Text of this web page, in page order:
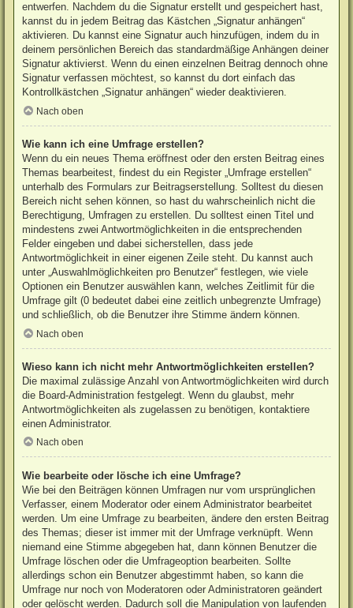
entwerfen. Nachdem du die Signatur erstellt und gespeichert hast,
kannst du in jedem Beitrag das Kästchen „Signatur anhängen“
aktivieren. Du kannst eine Signatur auch hinzufügen, indem du in
deinem persönlichen Bereich das standardmäßige Anhängen deiner
Signatur aktivierst. Wenn du einen einzelnen Beitrag dennoch ohne
Signatur verfassen möchtest, so kannst du dort einfach das
Kontrollkästchen „Signatur anhängen“ wieder deaktivieren.
Nach oben
Wie kann ich eine Umfrage erstellen?
Wenn du ein neues Thema eröffnest oder den ersten Beitrag eines
Themas bearbeitest, findest du ein Register „Umfrage erstellen“
unterhalb des Formulars zur Beitragserstellung. Solltest du diesen
Bereich nicht sehen können, so hast du wahrscheinlich nicht die
Berechtigung, Umfragen zu erstellen. Du solltest einen Titel und
mindestens zwei Antwortmöglichkeiten in die entsprechenden
Felder eingeben und dabei sicherstellen, dass jede
Antwortmöglichkeit in einer eigenen Zeile steht. Du kannst auch
unter „Auswahlmöglichkeiten pro Benutzer“ festlegen, wie viele
Optionen ein Benutzer auswählen kann, welches Zeitlimit für die
Umfrage gilt (0 bedeutet dabei eine zeitlich unbegrenzte Umfrage)
und schließlich, ob die Benutzer ihre Stimme ändern können.
Nach oben
Wieso kann ich nicht mehr Antwortmöglichkeiten erstellen?
Die maximal zulässige Anzahl von Antwortmöglichkeiten wird durch
die Board-Administration festgelegt. Wenn du glaubst, mehr
Antwortmöglichkeiten als zugelassen zu benötigen, kontaktiere
einen Administrator.
Nach oben
Wie bearbeite oder lösche ich eine Umfrage?
Wie bei den Beiträgen können Umfragen nur vom ursprünglichen
Verfasser, einem Moderator oder einem Administrator bearbeitet
werden. Um eine Umfrage zu bearbeiten, ändere den ersten Beitrag
des Themas; dieser ist immer mit der Umfrage verknüpft. Wenn
niemand eine Stimme abgegeben hat, dann können Benutzer die
Umfrage löschen oder die Umfrageoption bearbeiten. Sollte
allerdings schon ein Benutzer abgestimmt haben, so kann die
Umfrage nur noch von Moderatoren oder Administratoren geändert
oder gelöscht werden. Dadurch soll die Manipulation von laufenden